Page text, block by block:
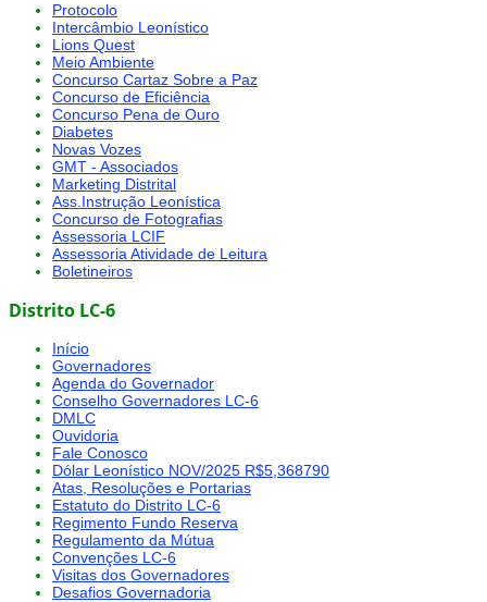
Protocolo
Intercâmbio Leonístico
Lions Quest
Meio Ambiente
Concurso Cartaz Sobre a Paz
Concurso de Eficiência
Concurso Pena de Ouro
Diabetes
Novas Vozes
GMT - Associados
Marketing Distrital
Ass.Instrução Leonística
Concurso de Fotografias
Assessoria LCIF
Assessoria Atividade de Leitura
Boletineiros
Distrito LC-6
Início
Governadores
Agenda do Governador
Conselho Governadores LC-6
DMLC
Ouvidoria
Fale Conosco
Dólar Leonístico NOV/2025 R$5,368790
Atas, Resoluções e Portarias
Estatuto do Distrito LC-6
Regimento Fundo Reserva
Regulamento da Mútua
Convenções LC-6
Visitas dos Governadores
Desafios Governadoria